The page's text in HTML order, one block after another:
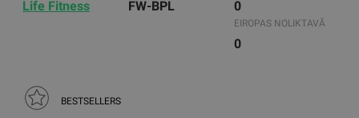
Life Fitness FW-BPL 0
EIROPAS NOLIKTAVĀ
0
BESTSELLERS